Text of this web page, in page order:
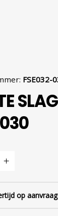
: FSE032-
op aanvraag